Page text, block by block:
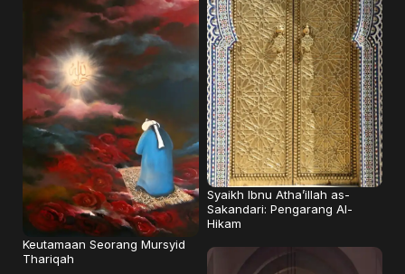
Syaikh Ibnu Atha’illah as-
Sakandari: Pengarang Al-
Hikam
Keutamaan Seorang Mursyid
Thariqah